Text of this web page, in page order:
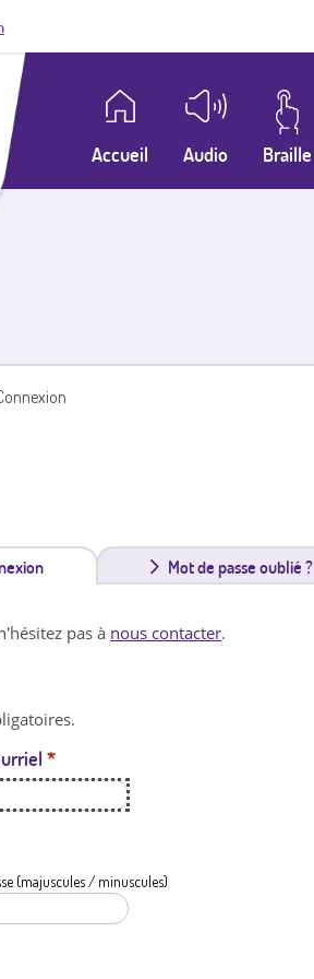
Accueil Audio Braille
n
l
e
Mot de passe oublié ?
pas à nous contacter.
*
(majuscules / minuscules)